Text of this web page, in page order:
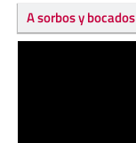
A sorbos y bocados